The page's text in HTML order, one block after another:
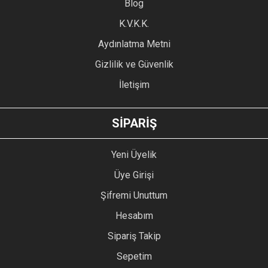
Ürün bilgilerinde hatalar bulunuyor.
Ürün fiyatı diğer sitelerden daha pahalı.
GÖNDER
Blog
K.V.K.K.
Aydınlatma Metni
Gizlilik ve Güvenlik
İletişim
SİPARİŞ
Yeni Üyelik
Üye Girişi
Şifremi Unuttum
Hesabım
Sipariş Takip
Sepetim